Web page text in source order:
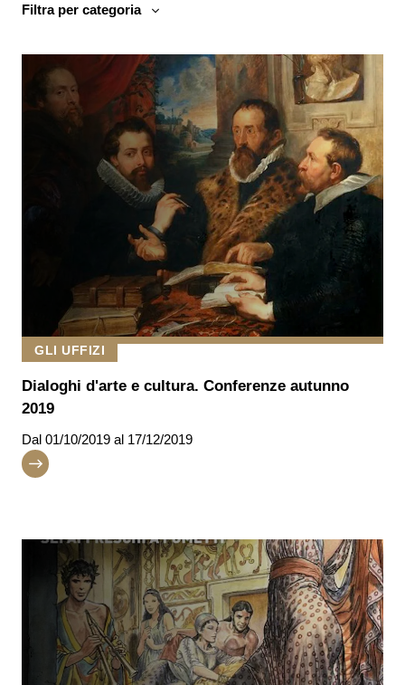
Filtra per categoria
GLI UFFIZI
Dialoghi d'arte e cultura. Conferenze autunno
2019
Dal 01/10/2019 al 17/12/2019